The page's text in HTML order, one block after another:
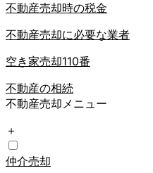
不動産売却時の税金
不動産売却に必要な業者
空き家売却110番
不動産の相続
不動産売却メニュー
＋
仲介売却